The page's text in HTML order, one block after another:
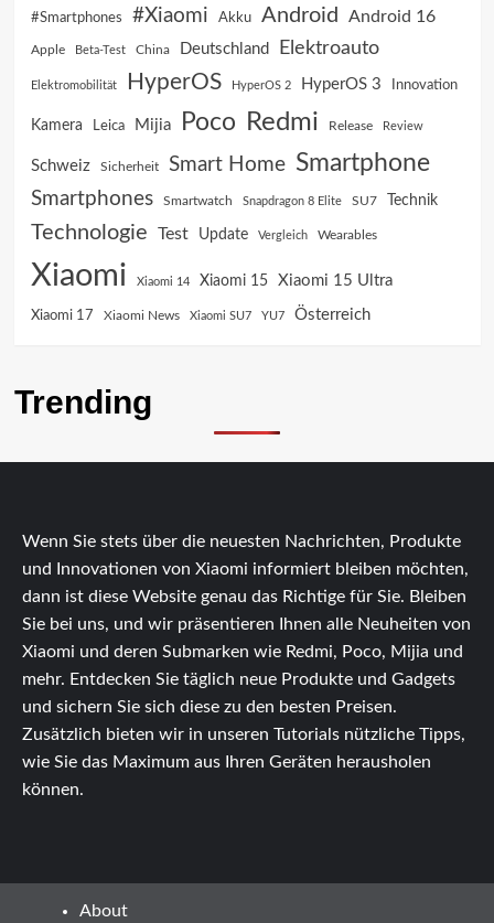
#Smartphones #Xiaomi Akku Android Android 16
Apple Beta-Test China Deutschland Elektroauto
Elektromobilität HyperOS HyperOS 2 HyperOS 3 Innovation
Kamera Leica Mijia Poco Redmi Release Review
Schweiz Sicherheit Smart Home Smartphone
Smartphones Smartwatch Snapdragon 8 Elite SU7 Technik
Technologie Test Update Vergleich Wearables
Xiaomi Xiaomi 14 Xiaomi 15 Xiaomi 15 Ultra
Xiaomi 17 Xiaomi News Xiaomi SU7 YU7 Österreich
Trending
Wenn Sie stets über die neuesten Nachrichten, Produkte
und Innovationen von Xiaomi informiert bleiben möchten,
dann ist diese Website genau das Richtige für Sie. Bleiben
Sie bei uns, und wir präsentieren Ihnen alle Neuheiten von
Xiaomi und deren Submarken wie Redmi, Poco, Mijia und
mehr. Entdecken Sie täglich neue Produkte und Gadgets
und sichern Sie sich diese zu den besten Preisen.
Zusätzlich bieten wir in unseren Tutorials nützliche Tipps,
wie Sie das Maximum aus Ihren Geräten herausholen
können.
About